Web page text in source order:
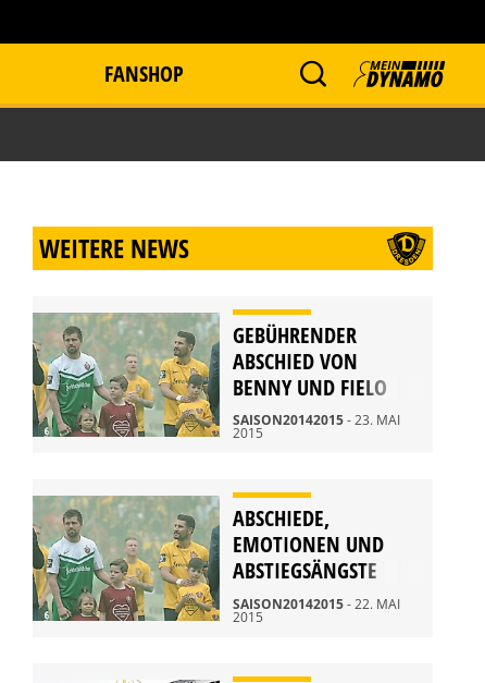
FANSHOP
WEITERE NEWS
GEBÜHRENDER
ABSCHIED VON
BENNY UND FIELO
SAISON20142015- 23. MAI
2015
ABSCHIEDE,
EMOTIONEN UND
ABSTIEGSÄNGSTE
ZUM SAISONFINALE
SAISON20142015- 22. MAI
2015